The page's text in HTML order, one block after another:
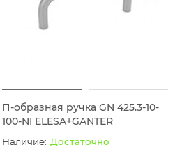
П-образная ручка GN 425.3-10-
100-NI ELESA+GANTER
Достаточно